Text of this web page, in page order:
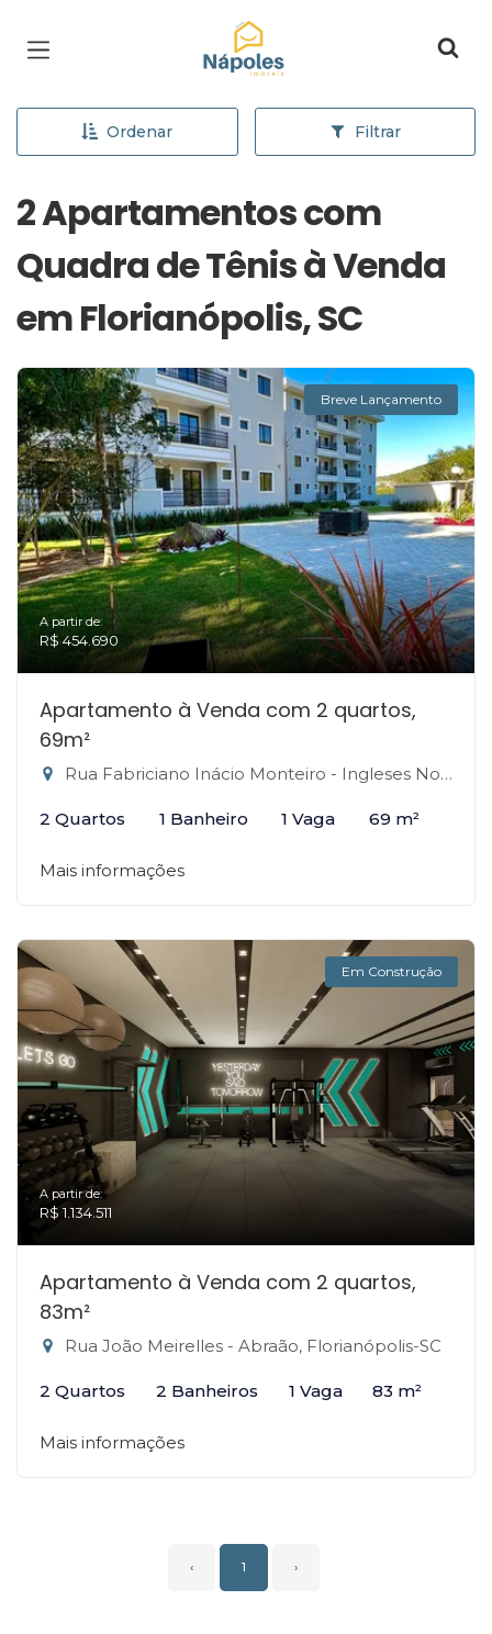
Página inicial
Ordenar Filtrar
2 Apartamentos com
Quadra de Tênis à Venda
em Florianópolis, SC
Breve Lançamento
A partir de:
R$ 454.690
Apartamento à Venda com 2 quartos,
69m²
Rua Fabriciano Inácio Monteiro - Ingleses Norte, Florianópolis-SC
2 Quartos 1 Banheiro 1 Vaga 69 m²
Mais informações
Em Construção
A partir de:
R$ 1.134.511
Apartamento à Venda com 2 quartos,
83m²
Rua João Meirelles - Abraão, Florianópolis-SC
2 Quartos 2 Banheiros 1 Vaga 83 m²
Mais informações
‹ 1 ›